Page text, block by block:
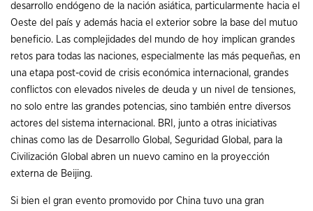
desarrollo endógeno de la nación asiática, particularmente hacia el
Oeste del país y además hacia el exterior sobre la base del mutuo
beneficio. Las complejidades del mundo de hoy implican grandes
retos para todas las naciones, especialmente las más pequeñas, en
una etapa post-covid de crisis económica internacional, grandes
conflictos con elevados niveles de deuda y un nivel de tensiones,
no solo entre las grandes potencias, sino también entre diversos
actores del sistema internacional. BRI, junto a otras iniciativas
chinas como las de Desarrollo Global, Seguridad Global, para la
Civilización Global abren un nuevo camino en la proyección
externa de Beijing.
Si bien el gran evento promovido por China tuvo una gran